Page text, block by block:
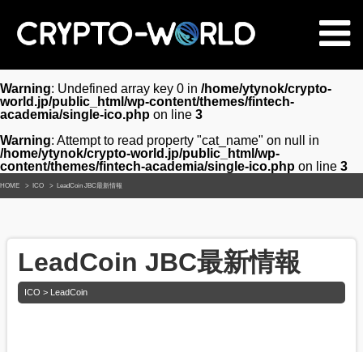
Warning: Undefined array key 0 in /home/ytynok/crypto-
world.jp/public_html/wp-content/themes/fintech-
academia/single-ico.php on line 3
Warning: Attempt to read property "cat_name" on null in
/home/ytynok/crypto-world.jp/public_html/wp-
content/themes/fintech-academia/single-ico.php on line 3
HOME ICO LeadCoin JBC最新情報
LeadCoin JBC最新情報
ICO > LeadCoin